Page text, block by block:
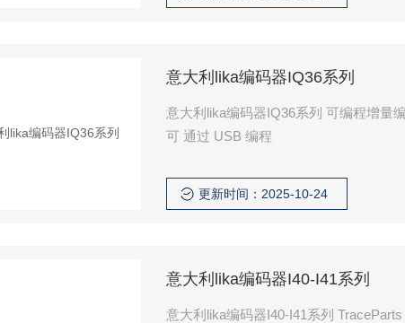
意大利lika编码器IQ36系列
意大利lika编码器IQ36系列 可编程增量
可 通过 USB 编程
更新时间：2025-10-24
意大利lika编码器I40-I41系列
意大利lika编码器I40-I41系列